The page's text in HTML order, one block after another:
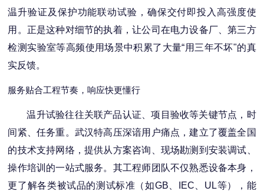
温升验证及保护功能联动试验，确保交付即投入高强度使
用。正是这种对细节的执着，让公司在电力设备厂、第三方
检测实验室等高频使用场景中积累了大量“用三年不坏"的真
实反馈。
服务贴合工程节奏，响应快更懂行
温升试验往往关联产品认证、项目验收等关键节点，时
间紧、任务重。武汉特高压深谙用户痛点，建立了覆盖全国
的技术支持网络，提供从方案咨询、现场勘测到安装调试、
操作培训的一站式服务。其工程师团队不仅熟悉设备本身，
更了解各类被试品的测试标准（如GB、IEC、UL等），能